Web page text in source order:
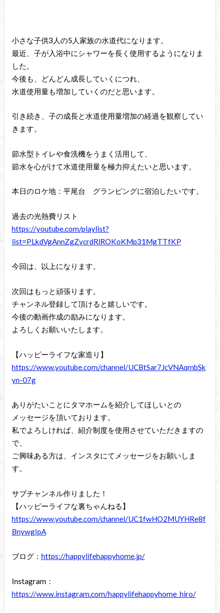
小さな子供3人の5人家族の水道代になります。
最近、子が入浴中にシャワーを長く使用するようになりま
した。
今後も、どんどん成長していくにつれ、
水道使用量も増加していくのだと思います。
引き続き、子の成長と水道使用量増加の経過を観察してい
きます。
節水型トイレや食洗機をうまく活用して、
節水を心がけて水道使用量を極力抑えたいと思います。
本日のロケ地：平尾台 グランピングに宿泊したいです。
過去の光熱費リスト
https://youtube.com/playlist?
list=PLkdVgAnnZgZvcrdRlROKoKMp31MgTTfKP
今回は、以上になります。
次回はもっと頑張ります。
チャンネル登録して頂けると嬉しいです。
今後の動画作成の励みになります。
よろしくお願いいたします。
【ハッピーライフな家造り】
https://www.youtube.com/channel/UCBtSar7JcVNAqmbSk
yn-07g
ありがたいことにタマホームを紹介してほしいとの
メッセージを頂いております。
私でよろしければ、紹介制度を使用させていただきますの
で、
ご興味ある方は、インスタにてメッセージをお願いしま
す。
サブチャンネル作りました！
【ハッピーライフな裏ちゃんねる】
https://www.youtube.com/channel/UC1fwHO2MUYHRe8f
BnywgIpA
ブログ： https://happylifehappyhome.jp/
Instagram：
https://www.instagram.com/happylifehappyhome_hiro/